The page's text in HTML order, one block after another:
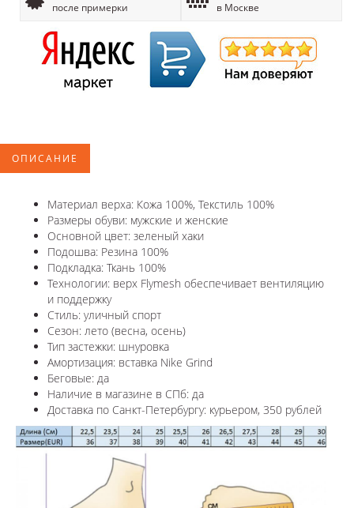
после примерки
в Москве
ОПИСАНИЕ
Материал верха: Кожа 100%, Текстиль 100%
Размеры обуви: мужские и женские
Основной цвет: зеленый хаки
Подошва: Резина 100%
Подкладка: Ткань 100%
Технологии: верх Flymesh обеспечивает вентиляцию
и поддержку
Стиль: уличный спорт
Сезон: лето (весна, осень)
Тип застежки: шнуровка
Амортизация: вставка Nike Grind
Беговые: да
Наличие в магазине в СПб: да
Доставка по Санкт-Петербургу: курьером, 350 рублей